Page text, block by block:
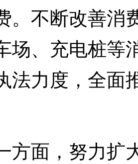
。不断改善消
场、充电桩等
法力度，全面
面，努力扩